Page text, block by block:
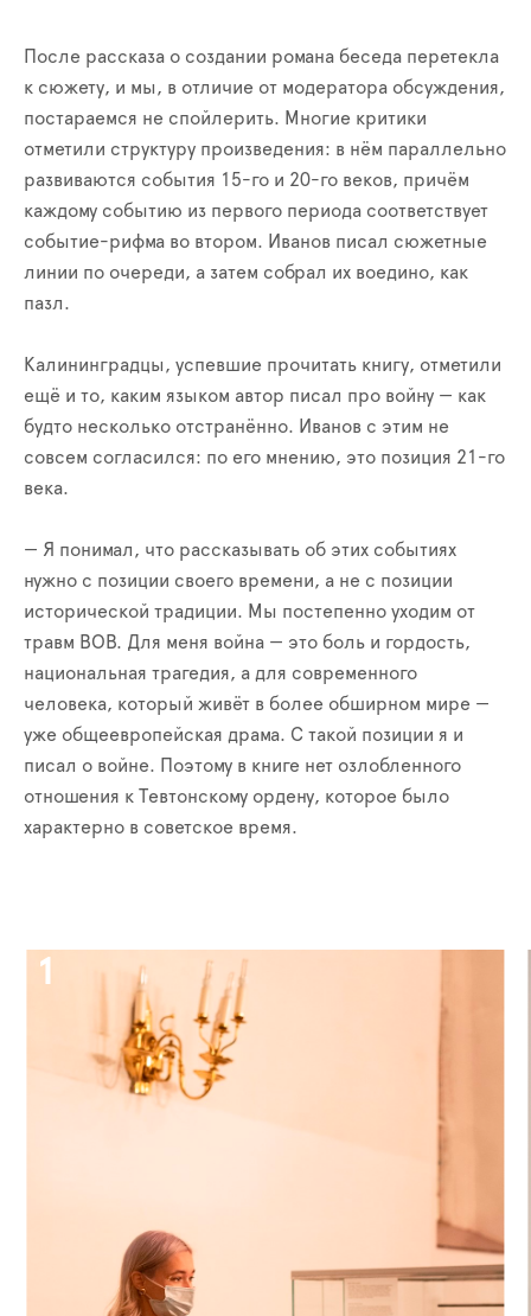
После рассказа о создании романа беседа перетекла
к сюжету, и мы, в отличие от модератора обсуждения,
постараемся не спойлерить. Многие критики
отметили структуру произведения: в нём параллельно
развиваются события 15-го и 20-го веков, причём
каждому событию из первого периода соответствует
событие-рифма во втором. Иванов писал сюжетные
линии по очереди, а затем собрал их воедино, как
пазл.
Калининградцы, успевшие прочитать книгу, отметили
ещё и то, каким языком автор писал про войну — как
будто несколько отстранённо. Иванов с этим не
совсем согласился: по его мнению, это позиция 21-го
века.
— Я понимал, что рассказывать об этих событиях
нужно с позиции своего времени, а не с позиции
исторической традиции. Мы постепенно уходим от
травм ВОВ. Для меня война — это боль и гордость,
национальная трагедия, а для современного
человека, который живёт в более обширном мире —
уже общеевропейская драма. С такой позиции я и
писал о войне. Поэтому в книге нет озлобленного
отношения к Тевтонскому ордену, которое было
характерно в советское время.